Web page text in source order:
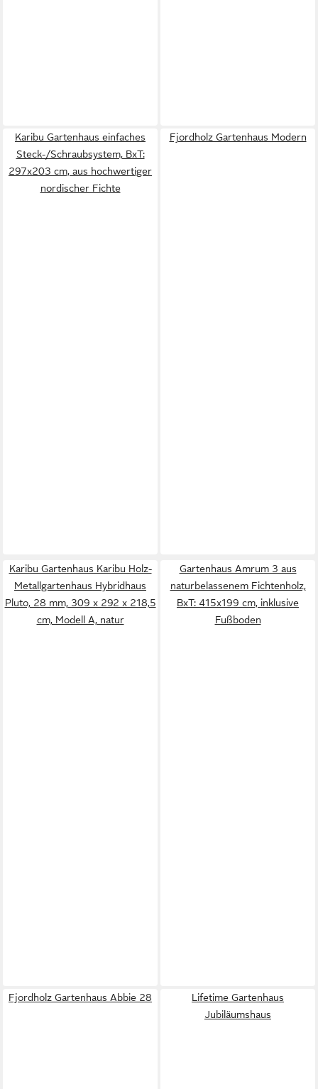
Karibu Gartenhaus einfaches
Steck-/Schraubsystem, BxT:
297x203 cm, aus hochwertiger
nordischer Fichte
Fjordholz Gartenhaus Modern
Karibu Gartenhaus Karibu Holz-
Metallgartenhaus Hybridhaus
Pluto, 28 mm, 309 x 292 x 218,5
cm, Modell A, natur
Gartenhaus Amrum 3 aus
naturbelassenem Fichtenholz,
BxT: 415x199 cm, inklusive
Fußboden
Fjordholz Gartenhaus Abbie 28
Lifetime Gartenhaus
Jubiläumshaus